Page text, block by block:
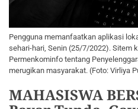
Pengguna memanfaatkan aplikasi
sehari-hari, Senin (25/7/2022). Sitem
Permenkominfo tentang
merugikan masyarakat. (Foto: Virliya
MAHASISWA